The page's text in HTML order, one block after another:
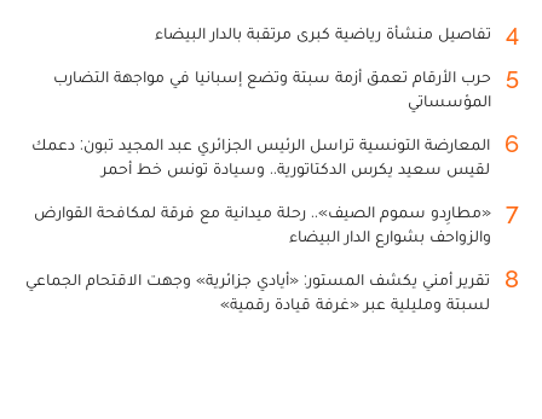
4 تفاصيل منشأة رياضية كبرى مرتقبة بالدار البيضاء
5
حرب الأرقام تعمق أزمة سبتة وتضع إسبانيا في مواجهة التضارب
المؤسساتي
6
المعارضة التونسية تراسل الرئيس الجزائري عبد المجيد تبون: دعمك
لقيس سعيد يكرس الدكتاتورية.. وسيادة تونس خط أحمر
7
«مطارِدو سموم الصيف».. رحلة ميدانية مع فرقة لمكافحة القوارض
والزواحف بشوارع الدار البيضاء
8
تقرير أمني يكشف المستور: «أيادي جزائرية» وجهت الاقتحام الجماعي
لسبتة ومليلية عبر «غرفة قيادة رقمية»